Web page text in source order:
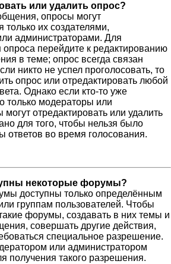
или удалить опрос?
опросы могут
только их создателями,
администраторами. Для
опроса перейдите к редактированию
в теме; опрос всегда связан
никто не успел проголосовать, то
опрос или отредактировать любой
Однако если кто-то уже
только модераторы или
отредактировать или удалить
для того, чтобы нельзя было
ответов во время голосования.
некоторые форумы?
доступны только определённым
группам пользователей. Чтобы
форумы, создавать в них темы и
совершать другие действия,
специальное разрешение.
или администратором
получения такого разрешения.